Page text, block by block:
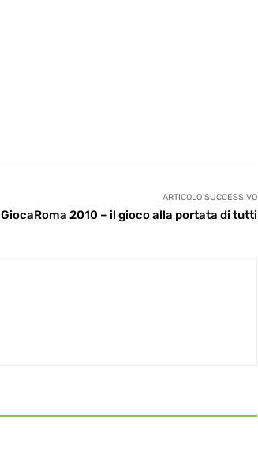
ARTICOLO SUCCESSIVO
GiocaRoma 2010 – il gioco alla portata di tutti